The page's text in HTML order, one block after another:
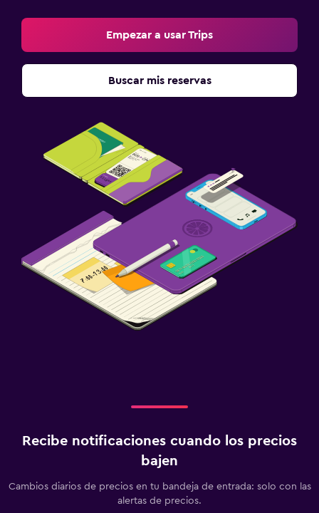
Estacionamiento y transporte
Estacionamiento privado
Fax/fotocopiadora
Escritorio
Ideal para familias
Cuna/cama nido disponibles
Empezar a usar Trips
Buscar mis reservas
Recibe notificaciones cuando los precios
bajen
Cambios diarios de precios en tu bandeja de entrada: solo con las
alertas de precios.